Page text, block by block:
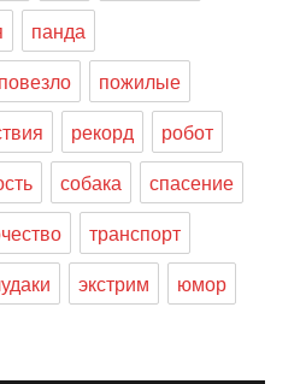
панда
повезло
пожилые
рекорд
робот
собака
спасение
транспорт
экстрим юмор